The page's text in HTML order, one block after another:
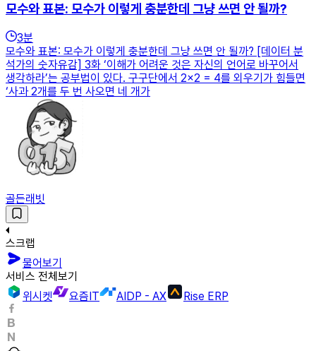
모수와 표본: 모수가 이렇게 충분한데 그냥 쓰면 안 될까?
3분
모수와 표본: 모수가 이렇게 충분한데 그냥 쓰면 안 될까? [데이터 분
석가의 숫자유감] 3화 ‘이해가 어려운 것은 자신의 언어로 바꾸어서
생각하라’는 공부법이 있다. 구구단에서 2×2 = 4를 외우기가 힘들면
‘사과 2개를 두 번 사오면 네 개가
골든래빗
스크랩
물어보기
서비스 전체보기
위시켓
요즘IT AIDP - AX Rise ERP